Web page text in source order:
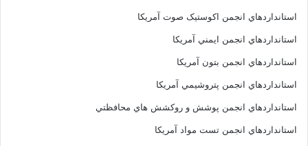
استانداردهاي انجمن اکوستيک صوت آمريکا
استانداردهاي انجمن ايمني آمريکا
استانداردهاي انجمن بتون آمريکا
استانداردهاي انجمن پتروشيمي آمريکا
استانداردهاي انجمن پوشش و روکشش هاي محافظتي
استانداردهاي انجمن تست مواد آمريکا